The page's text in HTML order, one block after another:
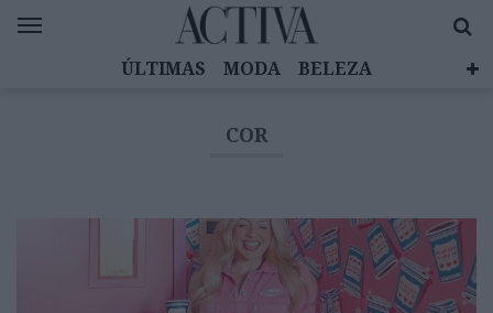
ÚLTIMAS MODA
BELEZA
MULHERES INSPIRADORAS
COR